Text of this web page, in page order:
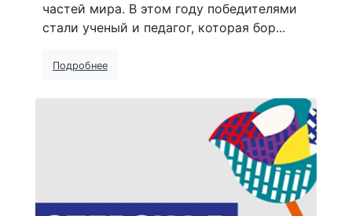
частей мира. В этом году победителями
стали ученый и педагог, которая бор...
Подробнее